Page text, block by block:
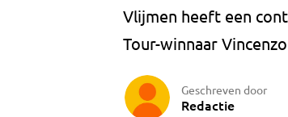
Vlijmen heeft een
Tour-winnaar
Geschreven door
Redactie